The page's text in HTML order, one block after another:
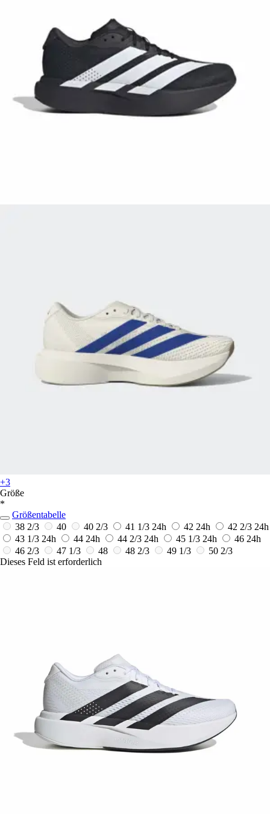
+3
Größe
*
Größentabelle
38 2/3
40 40 2/3 41 1/3 24h 42 24h 42 2/3 24h
43 1/3 24h 44 24h 44 2/3 24h 45 1/3 24h 46 24h
46 2/3
47 1/3 48 48 2/3 49 1/3
50 2/3
Dieses Feld ist erforderlich